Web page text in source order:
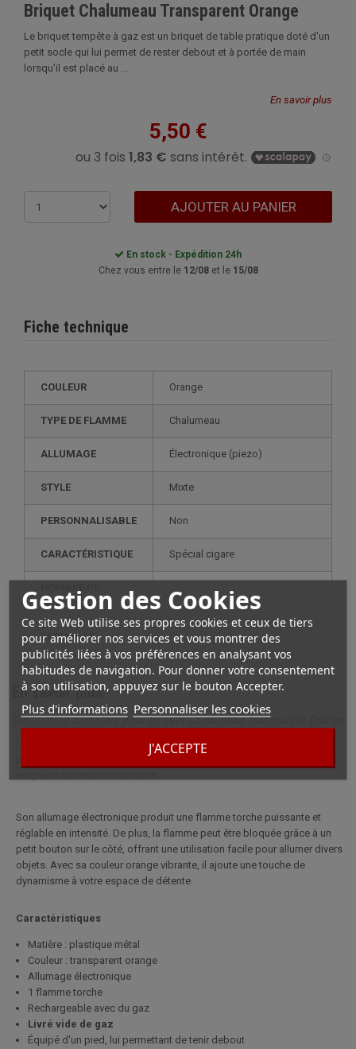
Gestion des Cookies
Ce site Web utilise ses propres cookies et ceux de tiers
pour améliorer nos services et vous montrer des
publicités liées à vos préférences en analysant vos
habitudes de navigation. Pour donner votre consentement
à son utilisation, appuyez sur le bouton Accepter.
Plus d'informations Personnaliser les cookies
J'ACCEPTE
Briquet Chalumeau Transparent Orange
Le briquet tempête à gaz est un briquet de table pratique doté d'un
petit socle qui lui permet de rester debout et à portée de main
lorsqu'il est placé au ...
En savoir plus
5,50 €
AJOUTER AU PANIER
En stock - Expédition 24h
Chez vous entre le 12/08et le 15/08
Fiche technique
COULEUR Orange
TYPE DE FLAMME Chalumeau
ALLUMAGE électronique (piezo)
STYLE mixte
PERSONNALISABLE non
CARACTÉRISTIQUE spécial cigare
FLAMMES
1
RECHARGE gaz
En savoir plus
Description complète pour Briquet Chalumeau Transparent Orange
Le briquet tempête à gaz est un briquet de table pratique doté d'un
petit socle qui lui permet de rester debout et à portée de main lorsqu'il
Son allumage électronique produit une flamme torche puissante et
réglable en intensité. De plus, la flamme peut être bloquée grâce à un
petit bouton sur le côté, offrant une utilisation facile pour allumer divers
objets. Avec sa couleur orange vibrante, il ajoute une touche de
dynamisme à votre espace de détente.
Caractéristiques
Matière : plastique métal
Couleur : transparent orange
Allumage électronique
1 flamme torche
Rechargeable avec du gaz
Livré vide de gaz
Équipé d'un pied, lui permettant de tenir debout